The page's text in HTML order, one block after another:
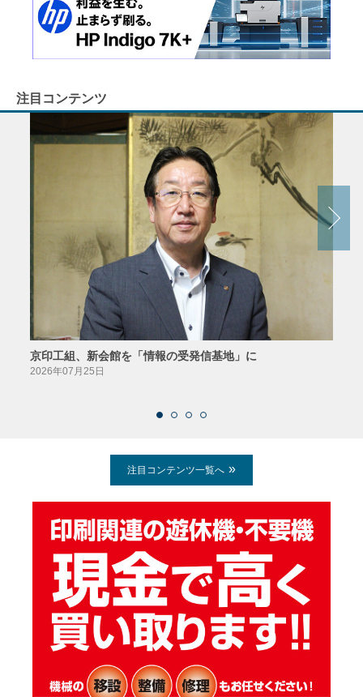
注目コンテンツ
京印工組、新会館を「情報の受発信基地」に
2026年07月25日
注目コンテンツ一覧へ